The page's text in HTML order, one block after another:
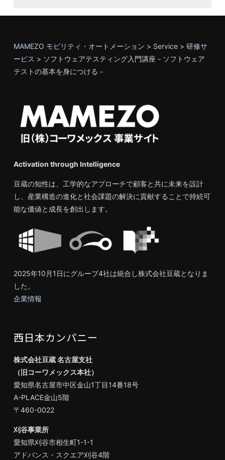
MAMEZO モビリティ・オートメーション > Service> 研修サ
ービス > ソフトウェアテスティング入門講座－ソフトウェア
テストの基本を身につける－
Activation through Intelligence
豆蔵の知性は、工学的なアプローチで顧客と共に未来を設計
し、産業構造の進化と社会課題の解決に貢献することで持続可
能な価値と成長を創出します。
2025年10月1日にグループ4社は統合し株式会社豆蔵となりま
した。
企業情報
西日本カンパニー
株式会社豆蔵 名古屋支社
（旧コーワメックス本社）
愛知県名古屋市中区金山1丁目14番18号
A-PLACE金山5階
〒460-0022
刈谷事業所
愛知県刈谷市相生町1-1-1
アドバンス・スクエア刈谷4階